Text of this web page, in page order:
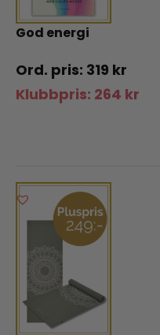
God energi
319 kr
Klubbpris: 264 kr